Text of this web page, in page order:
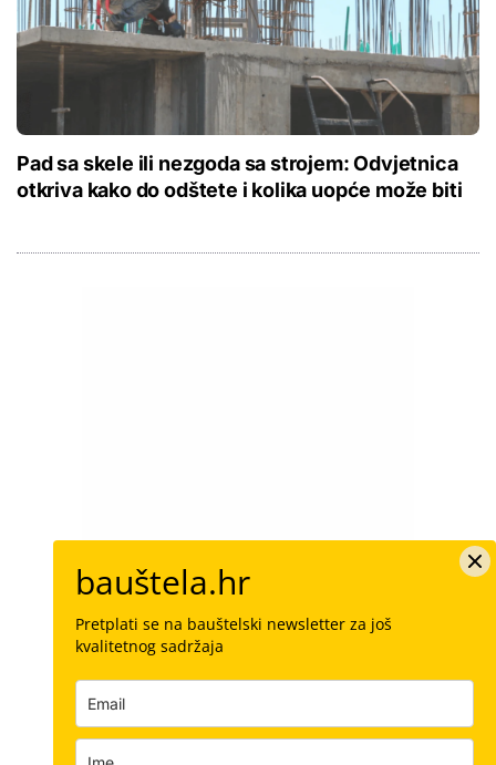
Pad sa skele ili nezgoda sa strojem: Odvjetnica
otkriva kako do odštete i kolika uopće može biti
bauštela.hr
Pretplati se na bauštelski newsletter za još
kvalitetnog sadržaja